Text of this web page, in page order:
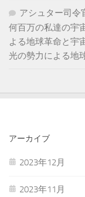
アシュター司
何百万の私達の宇
よる地球革命と宇
光の勢力による地
アーカイブ
2023年12月
2023年11月